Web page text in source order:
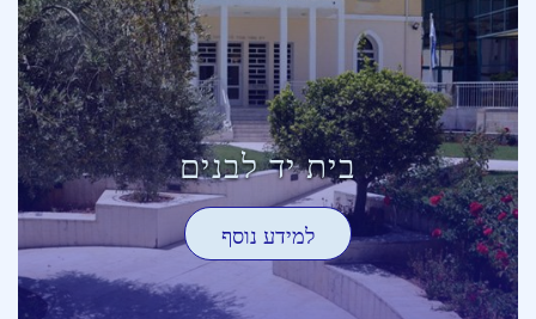
בית יד לבנים
למידע נוסף